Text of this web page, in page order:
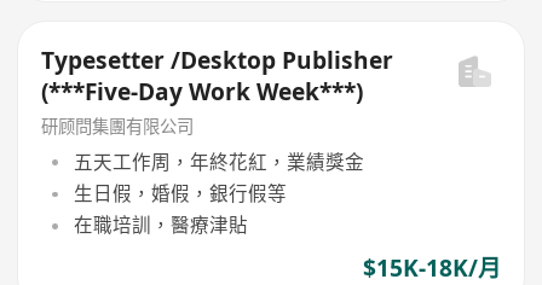
Typesetter /Desktop Publisher
(***Five-Day Work Week***)
研顾問集團有限公司
五天工作周，年終花紅，業績獎金
生日假，婚假，銀行假等
在職培訓，醫療津貼
$15K-18K/月